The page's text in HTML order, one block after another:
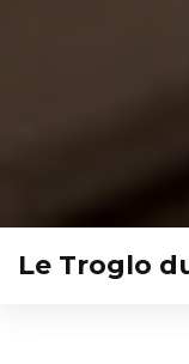
Le Troglo